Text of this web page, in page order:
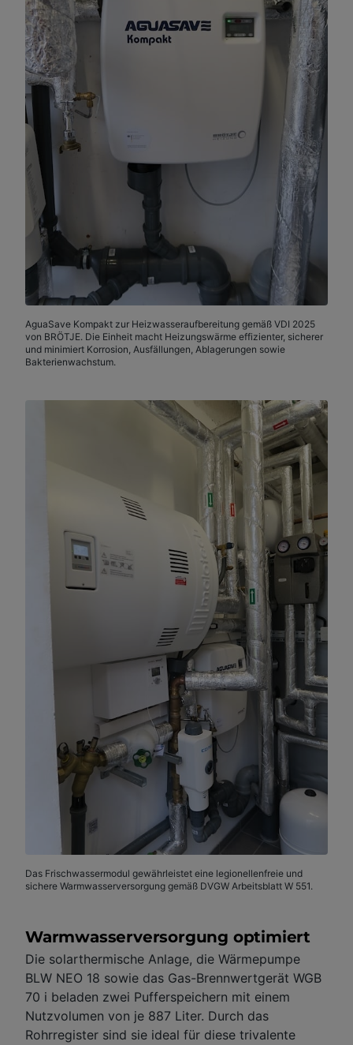
AguaSave Kompakt zur Heizwasseraufbereitung gemäß VDI 2025
von BRÖTJE. Die Einheit macht Heizungswärme effizienter, sicherer
und minimiert Korrosion, Ausfällungen, Ablagerungen sowie
Bakterienwachstum.
Das Frischwassermodul gewährleistet eine legionellenfreie und
sichere Warmwasserversorgung gemäß DVGW Arbeitsblatt W 551.
Warmwasserversorgung optimiert
Die solarthermische Anlage, die Wärmepumpe
BLW NEO 18 sowie das Gas-Brennwertgerät WGB
70 i beladen zwei Pufferspeichern mit einem
Nutzvolumen von je 887 Liter. Durch das
Rohrregister sind sie ideal für diese trivalente